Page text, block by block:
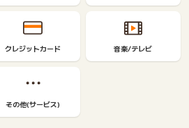
クレジットカード 音楽/テレビ
その他(サービス)